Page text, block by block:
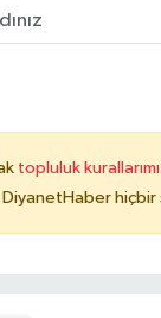
topluluk